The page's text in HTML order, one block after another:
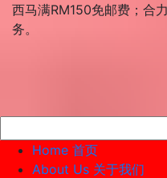
Skip西马满RM150免邮费；合
务。
Home 首页
About Us 关于我们